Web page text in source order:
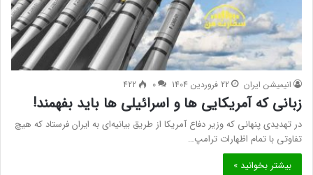
انیمیشن ایران 22 فروردین 1404 0
422
زبانی که آمریکایی ها و اسرائیلی ها باید بفهمند!
در تهدیدی پنهانی که وزیر دفاع آمریکا از طریق بیانیه‌ای به ایران فرستاد که هیچ
تفاوتی با تمام اظهارات ترامپ…
بیشتر بخوانید »